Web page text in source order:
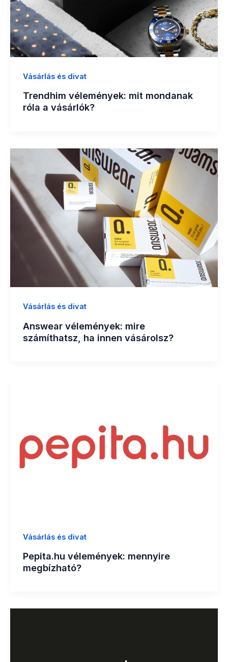
Vásárlás és divat
Trendhim vélemények: mit mondanak
róla a vásárlók?
Vásárlás és divat
Answear vélemények: mire
számíthatsz, ha innen vásárolsz?
Vásárlás és divat
Pepita.hu vélemények: mennyire
megbízható?